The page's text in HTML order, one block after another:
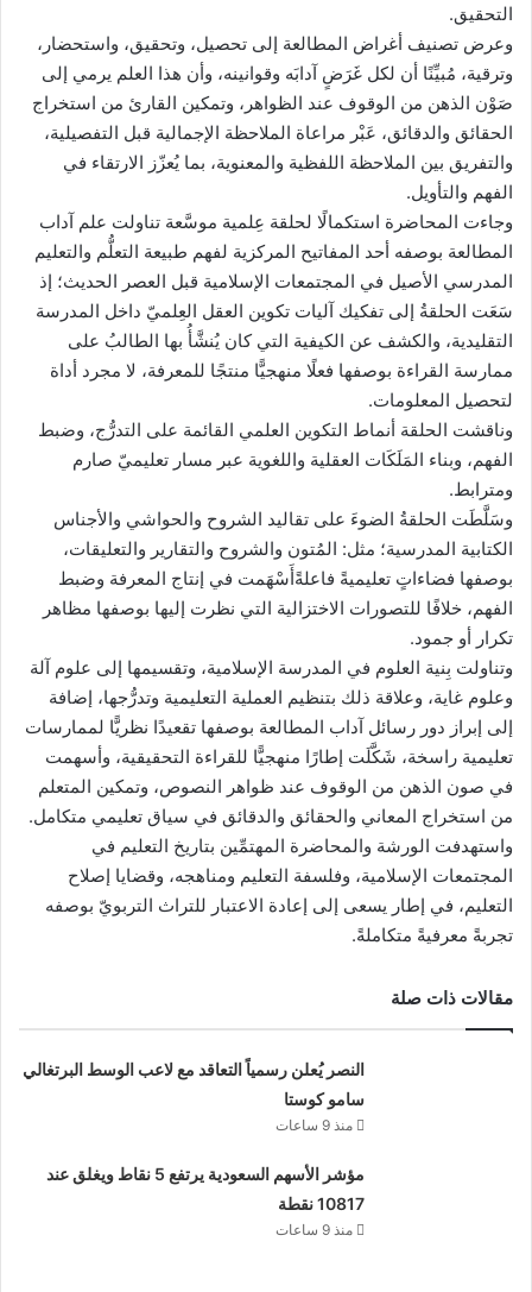
التحقيق.
وعرض تصنيف أغراض المطالعة إلى تحصيل، وتحقيق، واستحضار،
وترقية، مُبيِّنًا أن لكل غَرَضٍ آدابَه وقوانينه، وأن هذا العلم يرمي إلى
صَوْن الذهن من الوقوف عند الظواهر، وتمكين القارئ من استخراج
الحقائق والدقائق، عَبْر مراعاة الملاحظة الإجمالية قبل التفصيلية،
والتفريق بين الملاحظة اللفظية والمعنوية، بما يُعزّز الارتقاء في
الفهم والتأويل.
وجاءت المحاضرة استكمالًا لحلقة عِلمية موسَّعة تناولت علم آداب
المطالعة بوصفه أحد المفاتيح المركزية لفهم طبيعة التعلُّم والتعليم
المدرسي الأصيل في المجتمعات الإسلامية قبل العصر الحديث؛ إذ
سَعَت الحلقةُ إلى تفكيك آليات تكوين العقل العِلميّ داخل المدرسة
التقليدية، والكشف عن الكيفية التي كان يُنشَّأُ بها الطالبُ على
ممارسة القراءة بوصفها فعلًا منهجيًّا منتجًا للمعرفة، لا مجرد أداة
لتحصيل المعلومات.
وناقشت الحلقة أنماط التكوين العلمي القائمة على التدرُّج، وضبط
الفهم، وبناء المَلَكَات العقلية واللغوية عبر مسار تعليميّ صارم
ومترابط.
وسَلَّطَت الحلقةُ الضوءَ على تقاليد الشروح والحواشي والأجناس
الكتابية المدرسية؛ مثل: المُتون والشروح والتقارير والتعليقات،
بوصفها فضاءاتٍ تعليميةً فاعلةًأَسْهَمت في إنتاج المعرفة وضبط
الفهم، خلافًا للتصورات الاختزالية التي نظرت إليها بوصفها مظاهر
تكرار أو جمود.
وتناولت بِنية العلوم في المدرسة الإسلامية، وتقسيمها إلى علوم آلة
وعلوم غاية، وعلاقة ذلك بتنظيم العملية التعليمية وتدرُّجها، إضافة
إلى إبراز دور رسائل آداب المطالعة بوصفها تقعيدًا نظريًّا لممارسات
تعليمية راسخة، شَكَّلَت إطارًا منهجيًّا للقراءة التحقيقية، وأسهمت
في صون الذهن من الوقوف عند ظواهر النصوص، وتمكين المتعلم
من استخراج المعاني والحقائق والدقائق في سياق تعليمي متكامل.
واستهدفت الورشة والمحاضرة المهتمِّين بتاريخ التعليم في
المجتمعات الإسلامية، وفلسفة التعليم ومناهجه، وقضايا إصلاح
التعليم، في إطار يسعى إلى إعادة الاعتبار للتراث التربويّ بوصفه
تجربةً معرفيةً متكاملةً.
مقالات ذات صلة
النصر يُعلن رسمياً التعاقد مع لاعب الوسط البرتغالي
سامو كوستا
منذ 9 ساعات
مؤشر الأسهم السعودية يرتفع 5 نقاط ويغلق عند
10817 نقطة
منذ 9 ساعات